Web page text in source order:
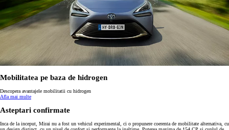
Mobilitatea pe baza de hidrogen
Descopera avantajele mobilitatii cu hidrogen
Afla mai multe
Asteptari confirmate
Inca de la inceput, Mirai nu a fost un vehicul experimental, ci o propunere coerenta de mobilitate alternativa, cu